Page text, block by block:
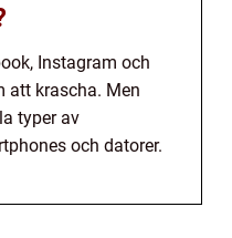
Instagram och
att krascha. Men
typer av
och datorer.